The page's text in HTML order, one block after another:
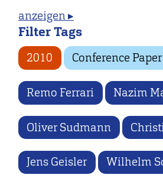
anzeigen ▸
Filter Tags
2010 Conference Paper
Remo Ferrari Nazim
Oliver Sudmann
Jens Geisler Wilhelm